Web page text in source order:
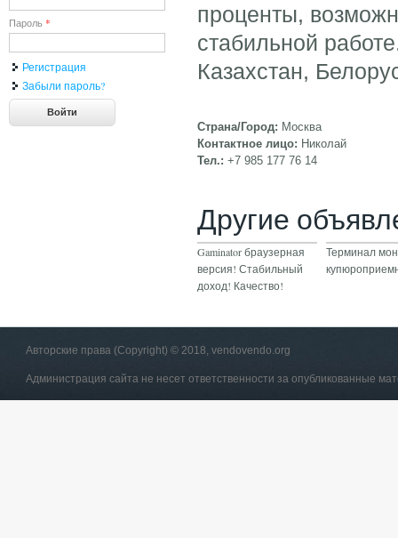
проценты,
стабильной
Казахстан,
Страна/Город: Москва
Контактное лицо: Николай
Тел.: +7 985 177 76 14
Другие
Gaminator браузерная
версия! Стабильный
доход! Качество!
Терминал
Пароль *
Регистрация
Забыли пароль?
Авторские права (Copyright) © 2018, vendovendo.org
Администрация сайта не несет ответственности за опубликованные